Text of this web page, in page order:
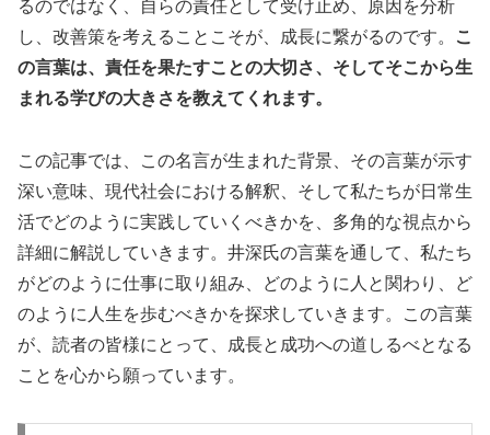
るのではなく、自らの責任として受け止め、原因を分析
し、改善策を考えることこそが、成長に繋がるのです。
こ
の言葉は、責任を果たすことの大切さ、そしてそこから生
まれる学びの大きさを教えてくれます。
この記事では、この名言が生まれた背景、その言葉が示す
深い意味、現代社会における解釈、そして私たちが日常生
活でどのように実践していくべきかを、多角的な視点から
詳細に解説していきます。井深氏の言葉を通して、私たち
がどのように仕事に取り組み、どのように人と関わり、ど
のように人生を歩むべきかを探求していきます。この言葉
が、読者の皆様にとって、成長と成功への道しるべとなる
ことを心から願っています。